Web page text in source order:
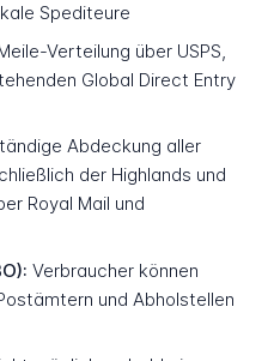
Spediteure
Verteilung über USPS,
Global Direct Entry
Abdeckung aller
der Highlands und
Royal Mail und
Verbraucher können
und Abholstellen